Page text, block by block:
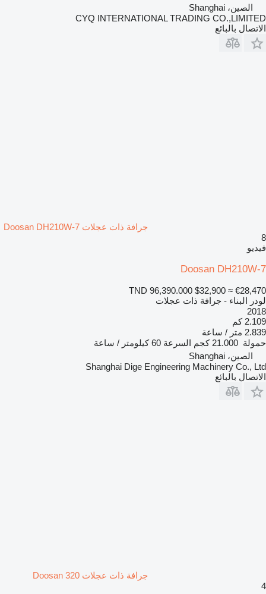
الصين، Shanghai
CYQ INTERNATIONAL TRADING CO.,LIMITED
الاتصال بالبائع
جرافة ذات عجلات Doosan DH210W-7
8
فيديو
Doosan DH210W-7
TND 96,390.000 $32,900 ≈ €28,470
لودر البناء - جرافة ذات عجلات
2018
2.109 كم
2.839 متر / ساعة
حمولة 21.000 كجم السرعة 60 كيلومتر / ساعة
الصين، Shanghai
Shanghai Dige Engineering Machinery Co., Ltd
الاتصال بالبائع
جرافة ذات عجلات Doosan 320
4